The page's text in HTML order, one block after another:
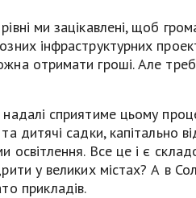
ми зацікавлені, щоб
інфраструктурних
отримати гроші. Але
сприятиме цьому
дитячі садки, капітально
освітлення. Все це і є
у великих містах? А в
прикладів.